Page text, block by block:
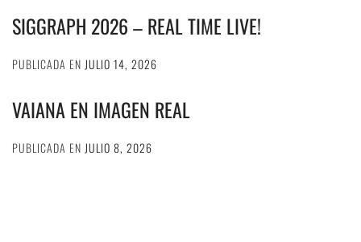
SIGGRAPH 2026 – REAL TIME LIVE!
PUBLICADA EN JULIO 14, 2026
VAIANA EN IMAGEN REAL
PUBLICADA EN JULIO 8, 2026